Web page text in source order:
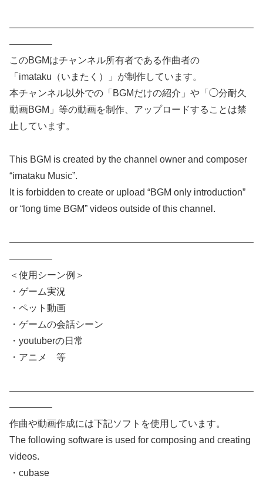
——————————————————————————
————–
このBGMはチャンネル所有者である作曲者の
「imataku（いまたく）」が制作しています。
本チャンネル以外での「BGMだけの紹介」や「◯分耐久
動画BGM」等の動画を制作、アップロードすることは禁
止しています。
This BGM is created by the channel owner and composer
“imataku Music”.
It is forbidden to create or upload “BGM only introduction”
or “long time BGM” videos outside of this channel.
——————————————————————————
————–
＜使用シーン例＞
・ゲーム実況
・ペット動画
・ゲームの会話シーン
・youtuberの日常
・アニメ 等
——————————————————————————
————–
作曲や動画作成には下記ソフトを使用しています。
The following software is used for composing and creating
videos.
・cubase